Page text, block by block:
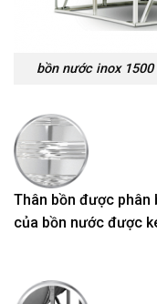
bồn nước inox
Thân bồn được phân
của bồn nước được